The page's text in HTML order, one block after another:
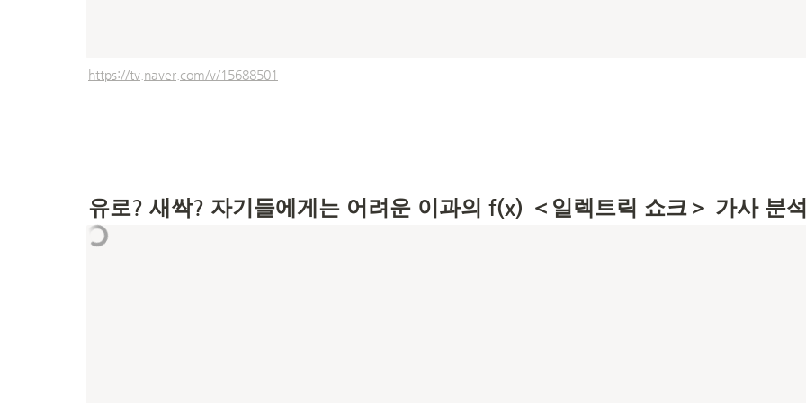
https://tv.naver.com/v/15688501
유로? 새싹? 자기들에게는 어려운 이과의 f(x) ＜일렉트릭 쇼크＞ 가사 분